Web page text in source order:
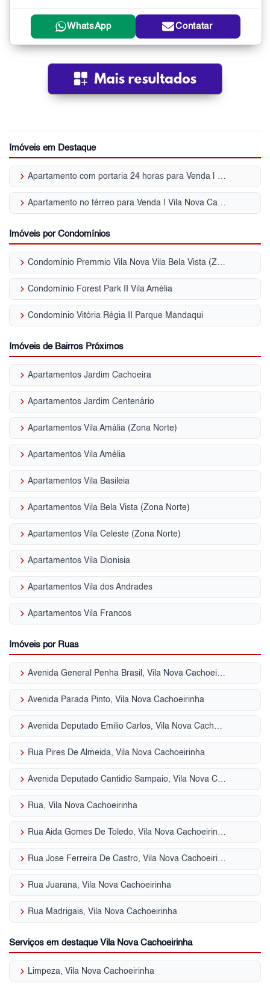
WhatsApp Contatar
Imóveis em Destaque
keyboard_arrow_right Apartamento com portaria 24 horas para Venda | Vila Nova Cachoeirinha
keyboard_arrow_right Apartamento no térreo para Venda | Vila Nova Cachoeirinha
Imóveis por Condomínios
keyboard_arrow_right Condomínio Premmio Vila Nova Vila Bela Vista (Zona Norte)
keyboard_arrow_right Condomínio Forest Park II Vila Amélia
keyboard_arrow_right Condomínio Vitória Régia II Parque Mandaqui
Imóveis de Bairros Próximos
keyboard_arrow_right Apartamentos Jardim Cachoeira
keyboard_arrow_right Apartamentos Jardim Centenário
keyboard_arrow_right Apartamentos Vila Amália (Zona Norte)
keyboard_arrow_right Apartamentos Vila Amélia
keyboard_arrow_right Apartamentos Vila Basileia
keyboard_arrow_right Apartamentos Vila Bela Vista (Zona Norte)
keyboard_arrow_right Apartamentos Vila Celeste (Zona Norte)
keyboard_arrow_right Apartamentos Vila Dionisia
keyboard_arrow_right Apartamentos Vila dos Andrades
keyboard_arrow_right Apartamentos Vila Francos
Imóveis por Ruas
keyboard_arrow_right Avenida General Penha Brasil, Vila Nova Cachoeirinha
keyboard_arrow_right Avenida Parada Pinto, Vila Nova Cachoeirinha
keyboard_arrow_right Avenida Deputado Emilio Carlos, Vila Nova Cachoeirinha
keyboard_arrow_right Rua Pires De Almeida, Vila Nova Cachoeirinha
keyboard_arrow_right Avenida Deputado Cantidio Sampaio, Vila Nova Cachoeirinha
keyboard_arrow_right Rua, Vila Nova Cachoeirinha
keyboard_arrow_right Rua Aida Gomes De Toledo, Vila Nova Cachoeirinha
keyboard_arrow_right Rua Jose Ferreira De Castro, Vila Nova Cachoeirinha
keyboard_arrow_right Rua Juarana, Vila Nova Cachoeirinha
keyboard_arrow_right Rua Madrigais, Vila Nova Cachoeirinha
Serviços em destaque Vila Nova Cachoeirinha
keyboard_arrow_right Limpeza, Vila Nova Cachoeirinha